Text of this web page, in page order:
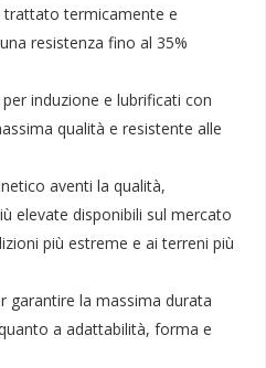
termicamente e
resistenza fino al 35%
induzione e lubrificati con
qualità e resistente alle
aventi la qualità,
elevate disponibili sul mercato
più estreme e ai terreni più
garantire la massima durata
a adattabilità, forma e